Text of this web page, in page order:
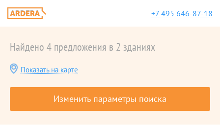
+7 495 646-87-18
Найдено 4 предложения в 2 зданиях
Показать на карте
Изменить параметры поиска